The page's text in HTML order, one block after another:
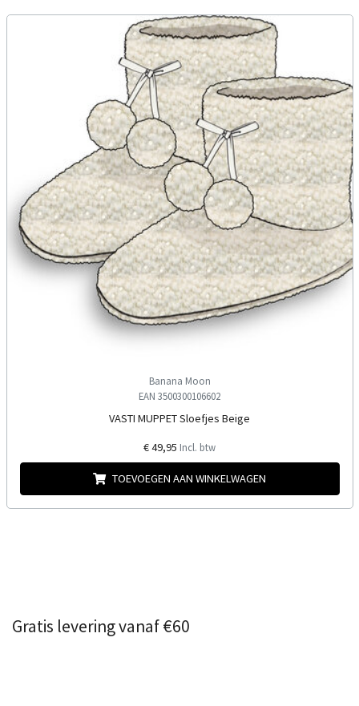
Banana Moon
EAN 3500300106602
VASTI MUPPET Sloefjes Beige
€ 49,95 Incl. btw
TOEVOEGEN AAN WINKELWAGEN
Gratis levering vanaf €60